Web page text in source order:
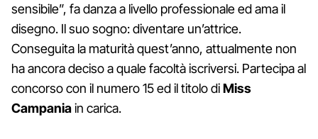
sensibile”, fa danza a livello professionale ed ama il
disegno. Il suo sogno: diventare un’attrice.
Conseguita la maturità quest’anno, attualmente non
ha ancora deciso a quale facoltà iscriversi. Partecipa al
concorso con il numero 15 ed il titolo diMiss
Campaniain carica.